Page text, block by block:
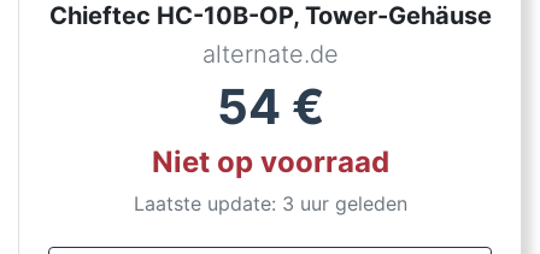
Chieftec HC-10B-OP, Tower-Gehäuse
alternate.de
54 €
Niet op voorraad
Laatste update: 3 uur geleden